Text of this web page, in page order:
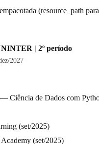
(resource_path
| 2º período
2027
— Ciência de Dados com
(set/2025)
(set/2025)